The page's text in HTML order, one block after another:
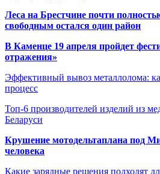
Леса на Брестчине почти
свободным остался один район
В Каменце 19 апреля пройдет
отражения»
Эффективный вывоз металлолома:
процесс
Топ-6 производителей изделий из
Беларуси
Крушение мотодельтаплана под
человека
Какие зарядные решения подходят